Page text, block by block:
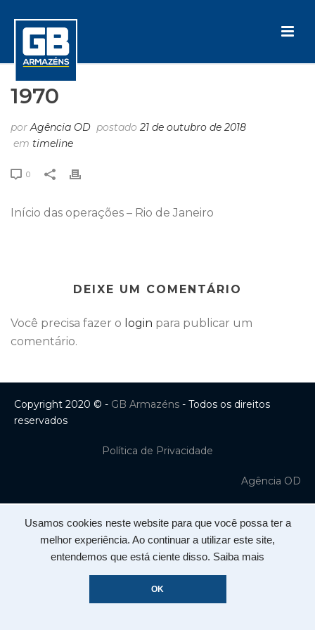
Usamos cookies neste website para que você possa ter a
melhor experiência. Ao continuar a utilizar este site,
entendemos que está ciente disso. Saiba mais
OK
1970
porAgência OD postado 21 de outubro de 2018
em timeline
0
Início das operações – Rio de Janeiro
DEIXE UM COMENTÁRIO
Você precisa fazer o login para publicar um
comentário.
Copyright 2020 © - GB Armazéns - Todos os direitos
reservados
Política de Privacidade
Agência OD